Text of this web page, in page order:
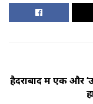
हैदराबाद में एक और